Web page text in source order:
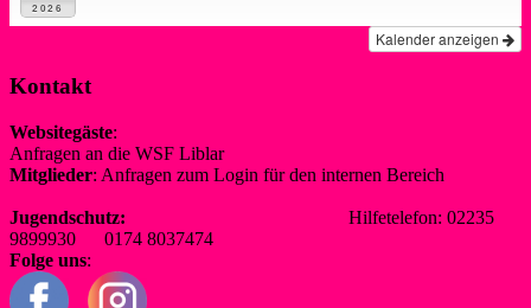
2026
Kalender anzeigen
Kontakt
Websitegäste:
Anfragen an die WSF Liblar
Mitglieder: Anfragen zum Login für den internen Bereich
Jugendschutz:
Hilfetelefon: 02235
9899930 0174 8037474
Folge uns: